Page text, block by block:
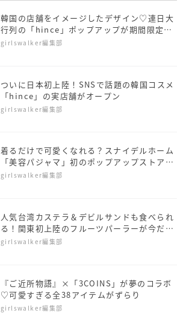
韓国の店舗をイメージしたデザイン♡連日大
行列の「hince」ポップアップが期間限定で
渋谷に登場！
girlswalker編集部
ついに日本初上陸！SNSで話題の韓国コスメ
「hince」の実店舗がオープン
girlswalker編集部
着るだけで可愛くなれる？スナイデルホーム
「美容パジャマ」初のポップアップストアが
オープン
girlswalker編集部
人気台湾カステラ＆デビルサンドも食べられ
る！関東初上陸のフルーツパーラーが今だけ
オープン
girlswalker編集部
『ご近所物語』×「3COINS」が夢のコラボ
♡可愛すぎる全38アイテムがずらり
girlswalker編集部